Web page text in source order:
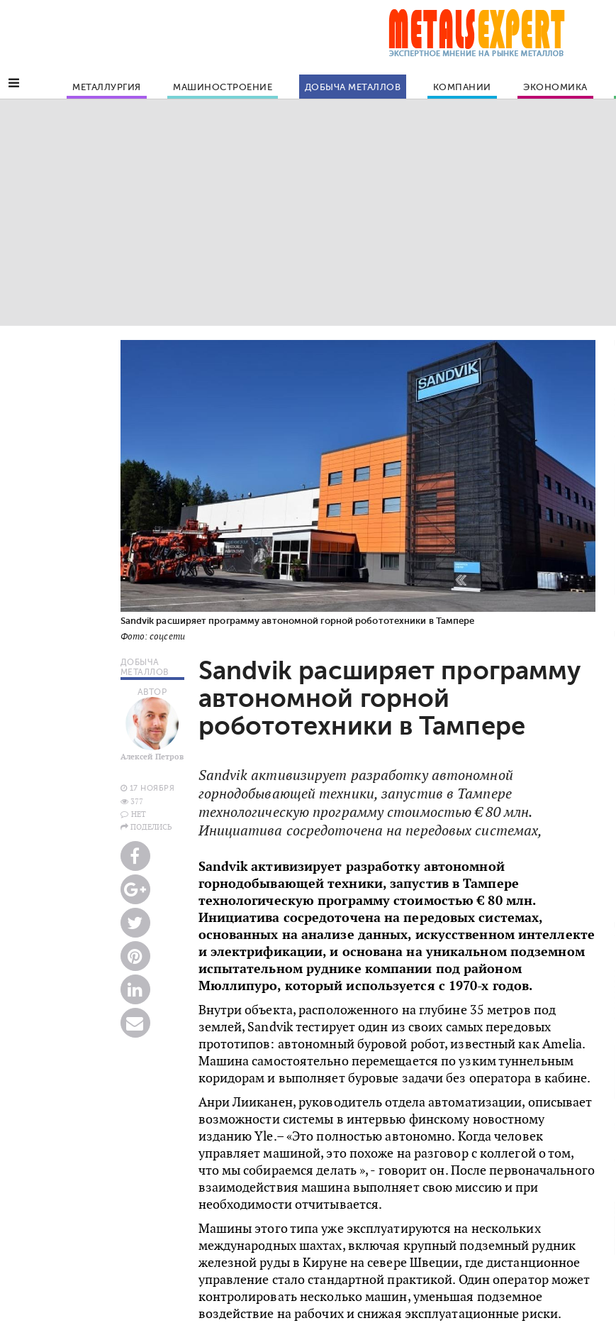
МЕТАЛЛУРГИЯ МАШИНОСТРОЕНИЕ ДОБЫЧА МЕТАЛЛОВ КОМПАНИИ ЭКОНОМИКА
Sandvik расширяет программу автономной горной робототехники в Тампере
Фото: соцсети
ДОБЫЧА
МЕТАЛЛОВ
АВТОР
Алексей Петров
17 НОЯБРЯ
377
НЕТ
ПОДЕЛИСЬ
Sandvik расширяет программу
автономной горной
робототехники в Тампере
Sandvik активизирует разработку автономной
горнодобывающей техники, запустив в Тампере
технологическую программу стоимостью € 80 млн.
Инициатива сосредоточена на передовых системах,
Sandvik активизирует разработку автономной
горнодобывающей техники, запустив в Тампере
технологическую программу стоимостью € 80 млн.
Инициатива сосредоточена на передовых системах,
основанных на анализе данных, искусственном интеллекте
и электрификации, и основана на уникальном подземном
испытательном руднике компании под районом
Мюллипуро, который используется с 1970-х годов.
Внутри объекта, расположенного на глубине 35 метров под
землей, Sandvik тестирует один из своих самых передовых
прототипов: автономный буровой робот, известный как Amelia.
Машина самостоятельно перемещается по узким туннельным
коридорам и выполняет буровые задачи без оператора в кабине.
Анри Лииканен, руководитель отдела автоматизации, описывает
возможности системы в интервью финскому новостному
изданию Yle.– «Это полностью автономно. Когда человек
управляет машиной, это похоже на разговор с коллегой о том,
что мы собираемся делать », - говорит он. После первоначального
взаимодействия машина выполняет свою миссию и при
необходимости отчитывается.
Машины этого типа уже эксплуатируются на нескольких
международных шахтах, включая крупный подземный рудник
железной руды в Кируне на севере Швеции, где дистанционное
управление стало стандартной практикой. Один оператор может
контролировать несколько машин, уменьшая подземное
воздействие на рабочих и снижая эксплуатационные риски.